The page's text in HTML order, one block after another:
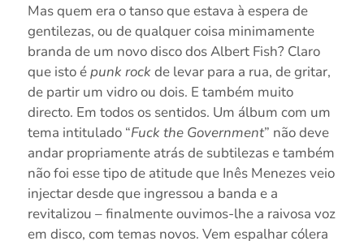
Mas quem era o tanso que estava à espera de
gentilezas, ou de qualquer coisa minimamente
branda de um novo disco dos Albert Fish? Claro
que isto épunk rock de levar para a rua, de gritar,
de partir um vidro ou dois. E também muito
directo. Em todos os sentidos. Um álbum com um
tema intitulado “Fuck the Government” não deve
andar propriamente atrás de subtilezas e também
não foi esse tipo de atitude que Inês Menezes veio
injectar desde que ingressou a banda e a
revitalizou – finalmente ouvimos-lhe a raivosa voz
em disco, com temas novos. Vem espalhar cólera